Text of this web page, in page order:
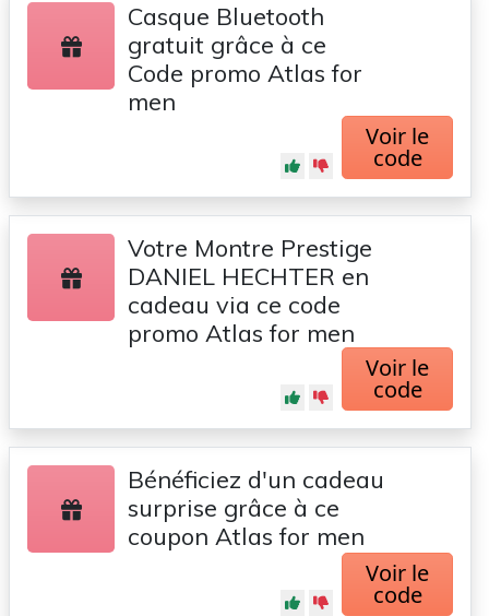
Casque Bluetooth
gratuit grâce à ce
Code promo Atlas for
men
Voir le
code
Votre Montre Prestige
DANIEL HECHTER en
cadeau via ce code
promo Atlas for men
Voir le
code
Bénéficiez d'un cadeau
surprise grâce à ce
coupon Atlas for men
Voir le
code